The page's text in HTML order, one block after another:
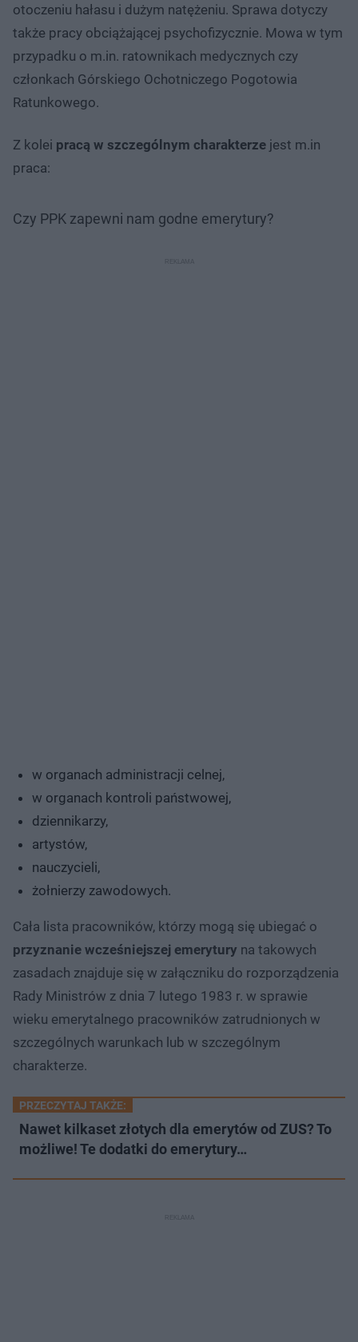
otoczeniu hałasu i dużym natężeniu. Sprawa dotyczy
także pracy obciążającej psychofizycznie. Mowa w tym
przypadku o m.in. ratownikach medycznych czy
członkach Górskiego Ochotniczego Pogotowia
Ratunkowego.
Z kolei pracą w szczególnym charakterze jest m.in
praca:
Czy PPK zapewni nam godne emerytury?
w organach administracji celnej,
w organach kontroli państwowej,
dziennikarzy,
artystów,
nauczycieli,
żołnierzy zawodowych.
Cała lista pracowników, którzy mogą się ubiegać o
przyznanie wcześniejszej emerytury na takowych
zasadach znajduje się w załączniku do rozporządzenia
Rady Ministrów z dnia 7 lutego 1983 r. w sprawie
wieku emerytalnego pracowników zatrudnionych w
szczególnych warunkach lub w szczególnym
charakterze.
PRZECZYTAJ TAKŻE:
Nawet kilkaset złotych dla emerytów od ZUS? To
możliwe! Te dodatki do emerytury…